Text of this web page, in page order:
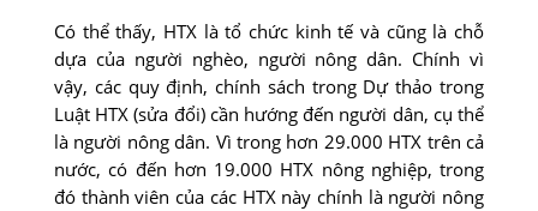
Có thể thấy, HTX là tổ chức kinh tế và cũng là chỗ
dựa của người nghèo, người nông dân. Chính vì
vậy, các quy định, chính sách trong Dự thảo trong
Luật HTX (sửa đổi) cần hướng đến người dân, cụ thể
là người nông dân. Vì trong hơn 29.000 HTX trên cả
nước, có đến hơn 19.000 HTX nông nghiệp, trong
đó thành viên của các HTX này chính là người nông